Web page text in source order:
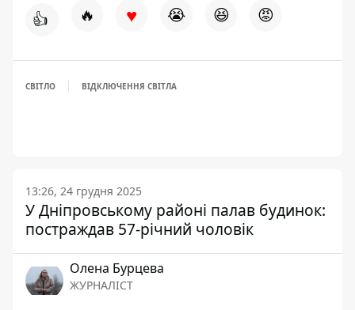
👍 🔥 ♥ 😭 😆 😡
СВІТЛО ВІДКЛЮЧЕННЯ СВІТЛА
13:26, 24 грудня 2025
У Дніпровському районі палав будинок:
постраждав 57-річний чоловік
Олена Бурцева
ЖУРНАЛІСТ